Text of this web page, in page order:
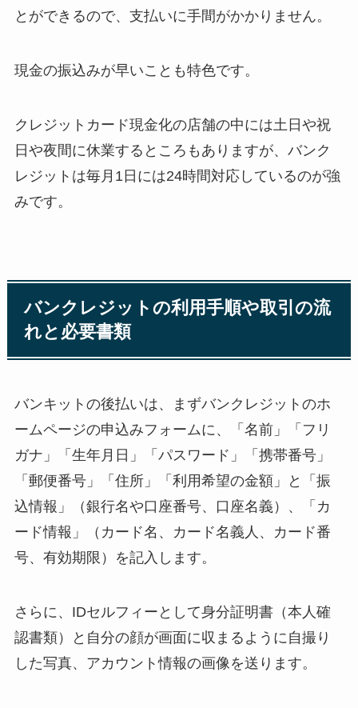
とができるので、支払いに手間がかかりません。
現金の振込みが早いことも特色です。
クレジットカード現金化の店舗の中には土日や祝
日や夜間に休業するところもありますが、バンク
レジットは毎月1日には24時間対応しているのが強
みです。
バンクレジットの利用手順や取引の流
れと必要書類
バンキットの後払いは、まずバンクレジットのホ
ームページの申込みフォームに、「名前」「フリ
ガナ」「生年月日」「パスワード」「携帯番号」
「郵便番号」「住所」「利用希望の金額」と「振
込情報」（銀行名や口座番号、口座名義）、「カ
ード情報」（カード名、カード名義人、カード番
号、有効期限）を記入します。
さらに、IDセルフィーとして身分証明書（本人確
認書類）と自分の顔が画面に収まるように自撮り
した写真、アカウント情報の画像を送ります。